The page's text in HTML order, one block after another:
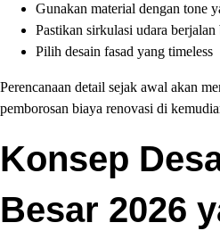
Gunakan material dengan tone
Pastikan sirkulasi udara berjalan
Pilih desain fasad yang timeless
Perencanaan detail sejak awal akan
pemborosan biaya renovasi di
Konsep
Besar 2026